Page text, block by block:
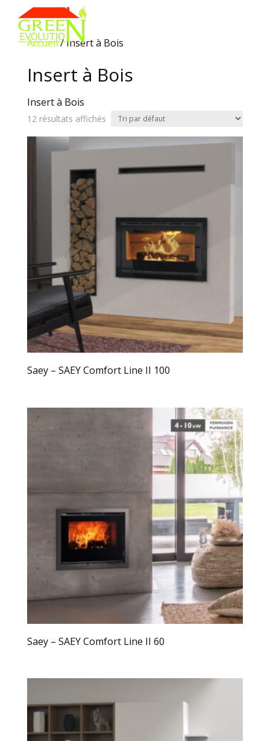
Accueil/ Insert à Bois
Insert à Bois
Insert à Bois
12 résultats affichés
Saey – SAEY Comfort Line II 100
Saey – SAEY Comfort Line II 60